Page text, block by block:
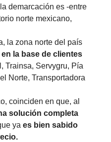
demarcación es -entre
norte mexicano,
la zona norte del país
la base de clientes
Trainsa, Servygru, Pía
Norte, Transportadora
coinciden en que, al
solución completa
ya es bien sabido